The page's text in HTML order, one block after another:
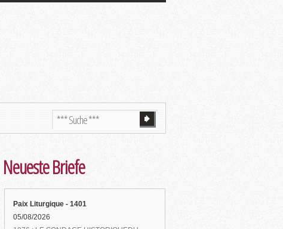
Neueste Briefe
Paix Liturgique - 1401
05/08/2026